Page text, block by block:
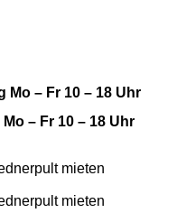
Mo – Fr 10 – 18 Uhr
Mo – Fr 10 – 18 Uhr